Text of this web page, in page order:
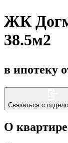
ЖК
38.5м2
в ипотеку
Связаться с
О квартире